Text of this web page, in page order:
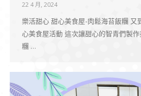
22 4 月, 2024
樂活甜心 甜心美食屋-肉鬆海苔飯糰 又
心美食屋活動 這次讓甜心的智青們製
糰 …